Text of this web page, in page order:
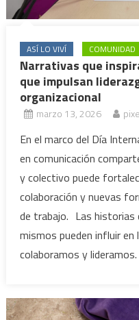
ASÍ LO VIVÍ COMUNIDAD
Narrativas que
que impulsan
organizacional
marzo 13, 2026
En el marco del Día
en comunicación
y colectivo puede
colaboración y nuevas
de trabajo. Las
mismos pueden influir
colaboramos y